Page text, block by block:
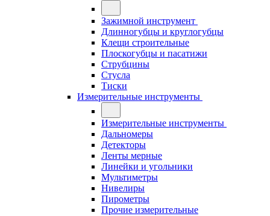
Зажимной инструмент
Длинногубцы и круглогубцы
Клещи строительные
Плоскогубцы и пасатижи
Струбцины
Стусла
Тиски
Измерительные инструменты
Измерительные инструменты
Дальномеры
Детекторы
Ленты мерные
Линейки и угольники
Мультиметры
Нивелиры
Пирометры
Прочие измерительные